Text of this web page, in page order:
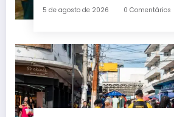
5 de agosto de 2026 0 Comentários